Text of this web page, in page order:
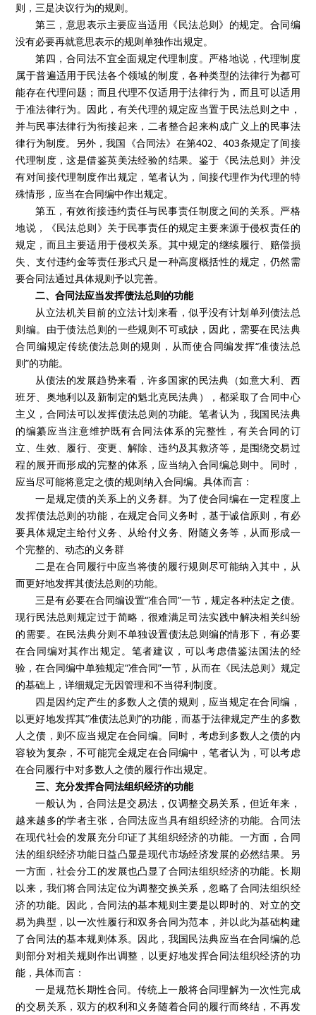
则，三是决议行为的规则。
第三，意思表示主要应当适用《民法总则》的规定。合同编
没有必要再就意思表示的规则单独作出规定。
第四，合同法不宜全面规定代理制度。严格地说，代理制度
属于普遍适用于民法各个领域的制度，各种类型的法律行为都可
能存在代理问题；而且代理不仅适用于法律行为，而且可以适用
于准法律行为。因此，有关代理的规定应当置于民法总则之中，
并与民事法律行为衔接起来，二者整合起来构成广义上的民事法
律行为制度。另外，我国《合同法》在第402、403条规定了间接
代理制度，这是借鉴英美法经验的结果。鉴于《民法总则》并没
有对间接代理制度作出规定，笔者认为，间接代理作为代理的特
殊情形，应当在合同编中作出规定。
第五，有效衔接违约责任与民事责任制度之间的关系。严格
地说，《民法总则》关于民事责任的规定主要来源于侵权责任的
规定，而且主要适用于侵权关系。其中规定的继续履行、赔偿损
失、支付违约金等责任形式只是一种高度概括性的规定，仍然需
要合同法通过具体规则予以完善。
二、合同法应当发挥债法总则的功能
从立法机关目前的立法计划来看，似乎没有计划单列债法总
则编。由于债法总则的一些规则不可或缺，因此，需要在民法典
合同编规定传统债法总则的规则，从而使合同编发挥“准债法总
则”的功能。
从债法的发展趋势来看，许多国家的民法典（如意大利、西
班牙、奥地利以及新制定的魁北克民法典），都采取了合同中心
主义，合同法可以发挥债法总则的功能。笔者认为，我国民法典
的编纂应当注意维护既有合同法体系的完整性，有关合同的订
立、生效、履行、变更、解除、违约及其救济等，是围绕交易过
程的展开而形成的完整的体系，应当纳入合同编总则中。同时，
应当尽可能将意定之债的规则纳入合同编。具体而言：
一是规定债的关系上的义务群。为了使合同编在一定程度上
发挥债法总则的功能，在规定合同义务时，基于诚信原则，有必
要具体规定主给付义务、从给付义务、附随义务等，从而形成一
个完整的、动态的义务群
二是在合同履行中应当将债的履行规则尽可能纳入其中，从
而更好地发挥其债法总则的功能。
三是有必要在合同编设置“准合同”一节，规定各种法定之债。
现行民法总则规定过于简略，很难满足司法实践中解决相关纠纷
的需要。在民法典分则不单独设置债法总则编的情形下，有必要
在合同编对其作出规定。笔者建议，可以考虑借鉴法国法的经
验，在合同编中单独规定“准合同”一节，从而在《民法总则》规定
的基础上，详细规定无因管理和不当得利制度。
四是因约定产生的多数人之债的规则，应当规定在合同编，
以更好地发挥其“准债法总则”的功能，而基于法律规定产生的多数
人之债，则不应当规定在合同编。同时，考虑到多数人之债的内
容较为复杂，不可能完全规定在合同编中，笔者认为，可以考虑
在合同履行中对多数人之债的履行作出规定。
三、充分发挥合同法组织经济的功能
一般认为，合同法是交易法，仅调整交易关系，但近年来，
越来越多的学者主张，合同法应当具有组织经济的功能。合同法
在现代社会的发展充分印证了其组织经济的功能。一方面，合同
法的组织经济功能日益凸显是现代市场经济发展的必然结果。另
一方面，社会分工的发展也凸显了合同法组织经济的功能。长期
以来，我们将合同法定位为调整交换关系，忽略了合同法组织经
济的功能。因此，合同法的基本规则主要是以即时的、对立的交
易为典型，以一次性履行和双务合同为范本，并以此为基础构建
了合同法的基本规则体系。因此，我国民法典应当在合同编的总
则部分对相关规则作出调整，以更好地发挥合同法组织经济的功
能，具体而言：
一是规范长期性合同。传统上一般将合同理解为一次性完成
的交易关系，双方的权利和义务随着合同的履行而终结，不再发